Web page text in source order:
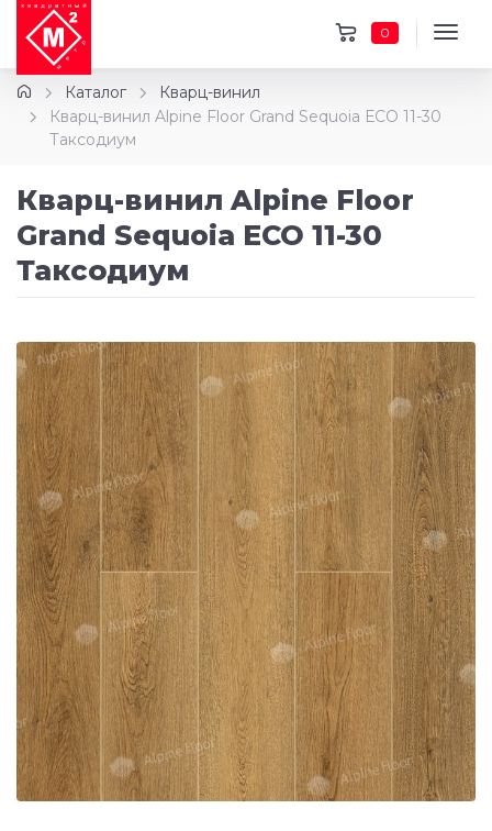
0
Каталог
Кварц-винил
Кварц-винил Alpine Floor Grand Sequoia ЕСО 11-30
Таксодиум
Кварц-винил Alpine Floor
Grand Sequoia ЕСО 11-30
Таксодиум